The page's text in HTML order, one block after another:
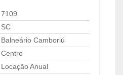
7109
SC
Balneário Camboriú
Centro
Locação Anual